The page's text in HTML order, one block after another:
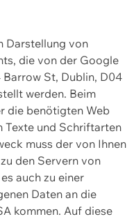
Darstellung von
die von der Google
St, Dublin, D04
werden. Beim
die benötigten Web
Texte und Schriftarten
muss der von Ihnen
den Servern von
auch zu einer
Daten an die
kommen. Auf diese